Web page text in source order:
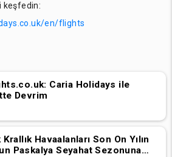
keşfedin:
en/flights
Caria Holidays ile
Devrim
Havaalanları Son On Yılın
Paskalya Seyahat Sezonuna